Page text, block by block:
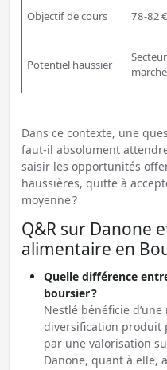
Objectif de cours 78-82 €
Potentiel haussier
Dans ce contexte, une
faut-il absolument
saisir les opportunités
haussières, quitte à
moyenne ?
Q&R sur Danone
alimentaire en
Quelle différence
boursier ?
Nestlé bénéficie
diversification produit
par une valorisation
Danone, quant à elle,